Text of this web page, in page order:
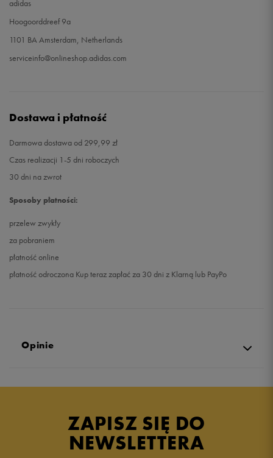
adidas
Hoogoorddreef 9a
1101 BA Amsterdam, Netherlands
serviceinfo@onlineshop.adidas.com
Dostawa i płatność
Darmowa dostawa od 299,99 zł
Czas realizacji 1-5 dni roboczych
30 dni na zwrot
Sposoby płatności:
przelew zwykły
za pobraniem
płatność online
płatność odroczona Kup teraz zapłać za 30 dni z Klarną lub PayPo
Opinie
ZAPISZ SIĘ DO
NEWSLETTERA